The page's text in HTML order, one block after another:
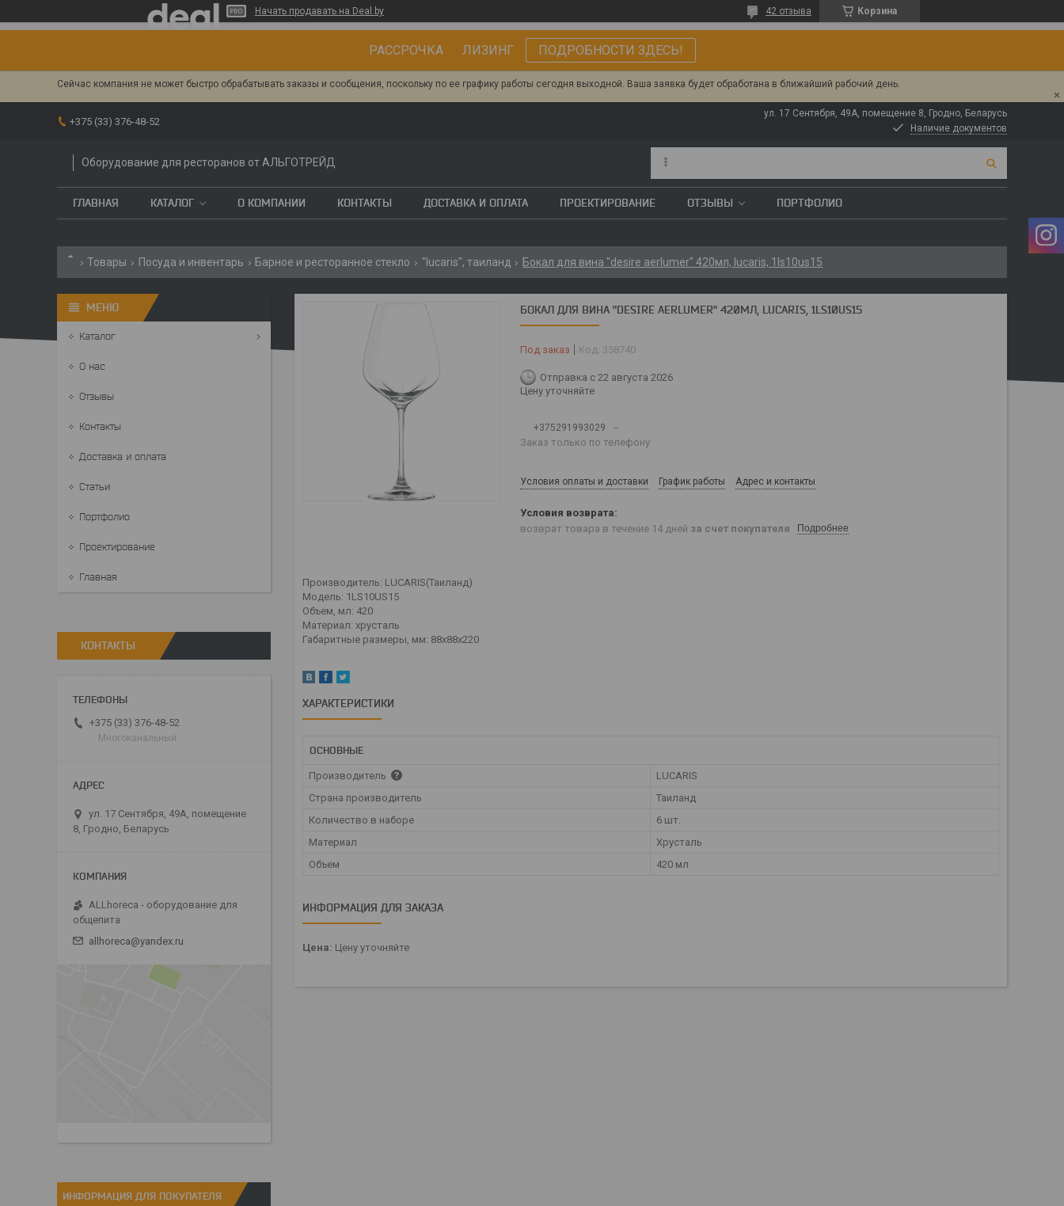
Начать продавать на Deal.by Корзина
42 отзыва
РАССРОЧКА ЛИЗИНГ ПОДРОБНОСТИ ЗДЕСЬ!
Сейчас компания не может быстро обрабатывать заказы и сообщения, поскольку по ее графику работы сегодня выходной. Ваша заявка будет обработана в ближайший рабочий день.
+375 (33) 376-48-52
ул. 17 Сентября, 49А, помещение 8, Гродно, Беларусь
Наличие документов
Оборудование для ресторанов от АЛЬГОТРЕЙД
ГЛАВНАЯ КАТАЛОГ О КОМПАНИИ КОНТАКТЫ ДОСТАВКА И ОПЛАТА ПРОЕКТИРОВАНИЕ ОТЗЫВЫ ПОРТФОЛИО
Товары Посуда и инвентарь Барное и ресторанное стекло "lucaris", таиланд Бокал для вина "desire aerlumer" 420мл, lucaris, 1ls10us15
БОКАЛ ДЛЯ ВИНА "DESIRE AERLUMER" 420МЛ, LUCARIS, 1LS10US15
Под заказ Код: 358740
Отправка с 22 августа 2026
Цену уточняйте
+375291993029
Заказ только по телефону
Условия оплаты и доставки График работы Адрес и контакты
возврат товара в течение 14 дней за счет покупателя Подробнее
Производитель: LUCARIS(Таиланд)
Модель: 1LS10US15
Объем, мл: 420
Материал: хрусталь
Габаритные размеры, мм: 88х88х220
ХАРАКТЕРИСТИКИ
ОСНОВНЫЕ
Производитель
LUCARIS
Страна производитель
Таиланд
Количество в наборе
6 шт.
Материал
Хрусталь
Объем
420 мл
ИНФОРМАЦИЯ ДЛЯ ЗАКАЗА
Цена: Цену уточняйте
Каталог
О нас
Отзывы
Контакты
Доставка и оплата
Статьи
Портфолио
Проектирование
Главная
КОНТАКТЫ
+375 (33) 376-48-52
Многоканальный
ул. 17 Сентября, 49А, помещение
8, Гродно, Беларусь
ALLhoreca - оборудование для
общепита
allhoreca@yandex.ru
ИНФОРМАЦИЯ ДЛЯ ПОКУПАТЕЛЯ